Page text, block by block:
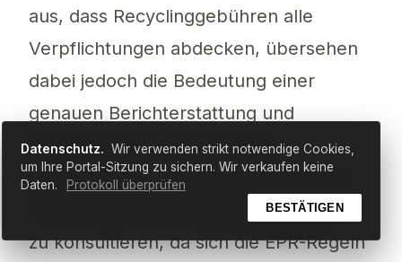
aus, dass Recyclinggebühren alle
Verpflichtungen abdecken, übersehen
dabei jedoch die Bedeutung einer
genauen Berichterstattung und
Dokumentation. Es ist wichtig,
regulatorische Updates regelmäßig zu
überprüfen und maßgebliche Quellen
zu konsultieren, da sich die EPR-Regeln
Datenschutz. Wir verwenden strikt notwendige Cookies,
um Ihre Portal-Sitzung zu sichern. Wir verkaufen keine
Daten.
Protokoll überprüfen
BESTÄTIGEN